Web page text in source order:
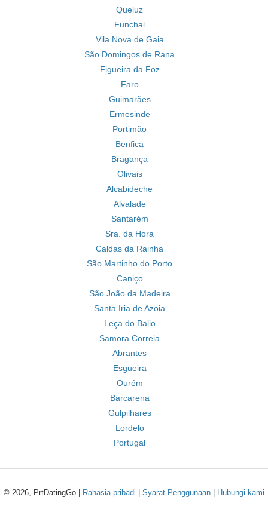
Queluz
Funchal
Vila Nova de Gaia
São Domingos de Rana
Figueira da Foz
Faro
Guimarães
Ermesinde
Portimão
Benfica
Bragança
Olivais
Alcabideche
Alvalade
Santarém
Sra. da Hora
Caldas da Rainha
São Martinho do Porto
Caniço
São João da Madeira
Santa Iria de Azoia
Leça do Balio
Samora Correia
Abrantes
Esgueira
Ourém
Barcarena
Gulpilhares
Lordelo
Portugal
© 2026, PrtDatingGo | Rahasia pribadi Syarat Penggunaan Hubungi kami